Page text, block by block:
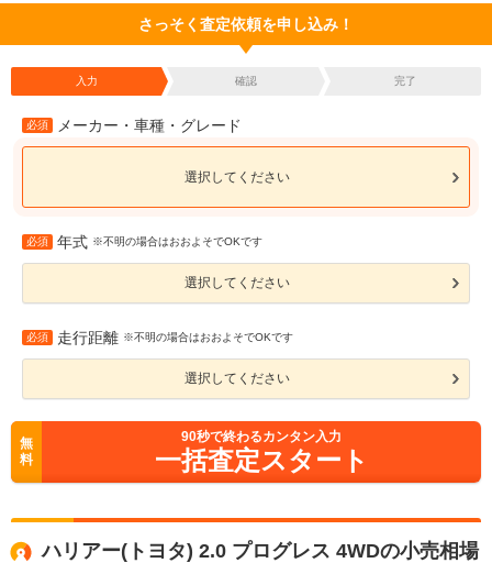
さっそく査定依頼を申し込み！
入力 確認 完了
必須 メーカー・車種・グレード
選択してください
必須 年式 ※不明の場合はおおよそでOKです
選択してください
必須 走行距離 ※不明の場合はおおよそでOKです
選択してください
無
料
90秒で終わるカンタン入力
一括査定スタート
ハリアー(トヨタ) 2.0 プログレス 4WDの小売相場